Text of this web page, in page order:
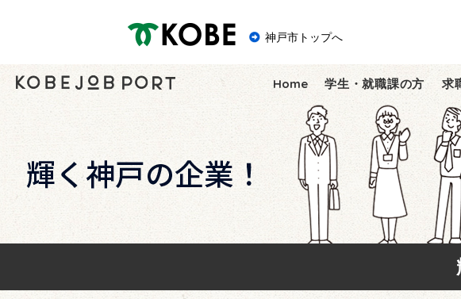
神戸市 神戸市トップへ
Home 学生・就職課の方 求